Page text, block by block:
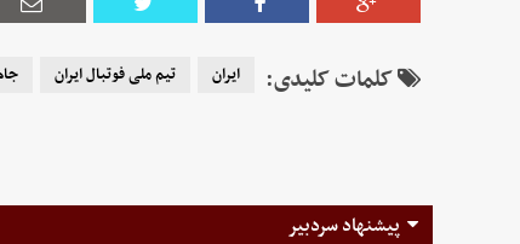
کلمات کلیدی: ایران تیم ملی فوتبال ایران
پیشنهاد سردبیر